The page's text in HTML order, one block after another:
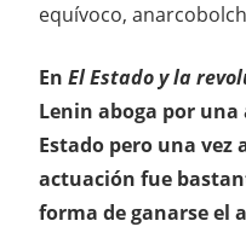
equívoco,
En El Estado y la
Lenin aboga por
Estado pero una vez
actuación fue
forma de ganarse el